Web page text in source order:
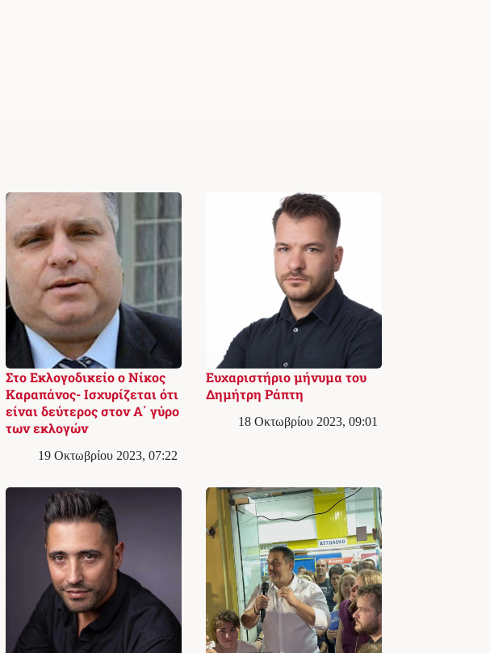
Στο Εκλογoδικείο ο Νίκος
Καραπάνος- Ισχυρίζεται ότι
είναι δεύτερος στον Α΄ γύρο
των εκλογών
19 Οκτωβρίου 2023, 07:22
Ευχαριστήριο μήνυμα του
Δημήτρη Ράπτη
18 Οκτωβρίου 2023, 09:01